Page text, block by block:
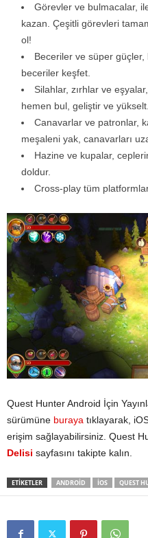
Görevler ve bulmacalar,
kazan. Çeşitli görevleri
ol!
Beceriler ve süper
beceriler keşfet.
Silahlar, zırhlar ve
hemen bul, geliştir ve yükselt.
Canavarlar ve patronlar,
meşaleni yak, canavarları
Hazine ve kupalar,
doldur.
Cross-play tüm
Quest Hunter Android İçin
sürümüne buraya tıklayarak,
erişim sağlayabilirsiniz. Quest
Delisi sayfasını takipte kalın.
ETIKETLER ANDROID IOS QUEST